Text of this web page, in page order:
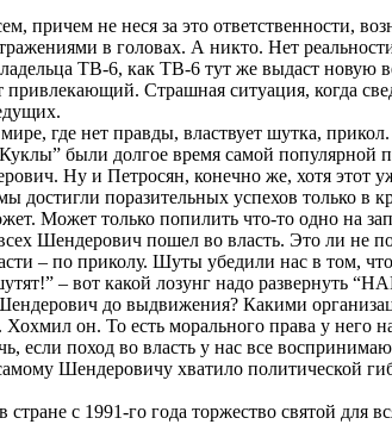
причем не неся за это ответственности,
в головах. А никто. Нет
ТВ-6, как ТВ-6 тут же выдаст новую
привлекающий. Страшная ситуация, когда
где нет правды, властвует шутка,
были долгое время самой популярной
Ну и Петросян, конечно же, хотя этот
достигли поразительных успехов только в
Может только попилить что-то одно на
Шендерович пошел во власть. Это ли не
– по приколу. Шуты убедили нас в том,
– вот какой лозунг надо развернуть
до выдвижения? Какими
он. То есть морального права у
если поход во власть у нас все
Шендеровичу хватило политической
стране с 1991-го года торжество святой для